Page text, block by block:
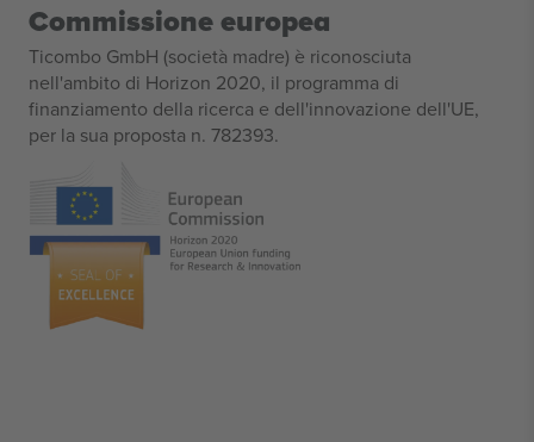
Commissione europea
Ticombo GmbH (società madre) è riconosciuta
nell'ambito di Horizon 2020, il programma di
finanziamento della ricerca e dell'innovazione dell'UE,
per la sua proposta n. 782393.